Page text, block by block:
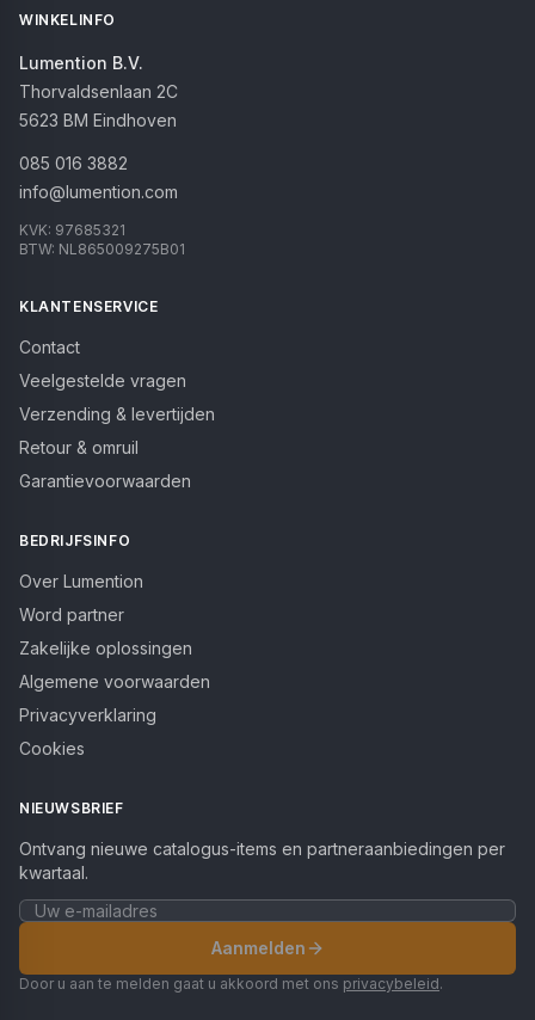
WINKELINFO
Lumention B.V.
Thorvaldsenlaan 2C
5623 BM Eindhoven
085 016 3882
info@lumention.com
KVK: 97685321
BTW: NL865009275B01
KLANTENSERVICE
Contact
Veelgestelde vragen
Verzending & levertijden
Retour & omruil
Garantievoorwaarden
BEDRIJFSINFO
Over Lumention
Word partner
Zakelijke oplossingen
Algemene voorwaarden
Privacyverklaring
Cookies
NIEUWSBRIEF
Ontvang nieuwe catalogus-items en partneraanbiedingen per
kwartaal.
Aanmelden
Door u aan te melden gaat u akkoord met ons privacybeleid.